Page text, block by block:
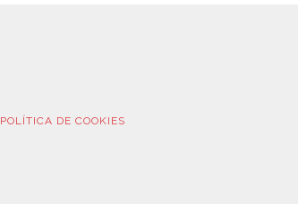
POLÍTICA DE COOKIES